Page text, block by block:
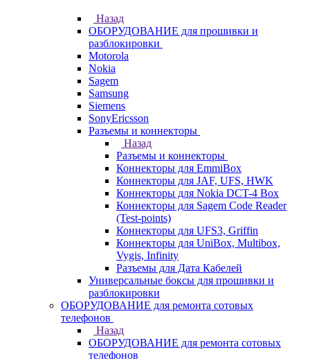
Назад
ОБОРУДОВАНИЕ для прошивки и
разблокировки
Motorola
Nokia
Sagem
Samsung
Siemens
SonyEricsson
Разъемы и коннекторы
Назад
Разъемы и коннекторы
Коннекторы для EmmiBox
Коннекторы для JAF, UFS, HWK
Коннекторы для Nokia DCT-4 Box
Коннекторы для Sagem Code Reader
(Test-points)
Коннекторы для UFS3, Griffin
Коннекторы для UniBox, Multibox,
Vygis, Infinity
Разъемы для Дата Кабелей
Универсальные боксы для прошивки и
разблокировки
ОБОРУДОВАНИЕ для ремонта сотовых
телефонов
Назад
ОБОРУДОВАНИЕ для ремонта сотовых
телефонов